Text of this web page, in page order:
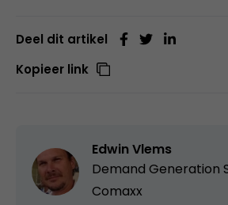
Deel dit artikel
Kopieer link
Edwin Vlems
Demand Generation
Comaxx